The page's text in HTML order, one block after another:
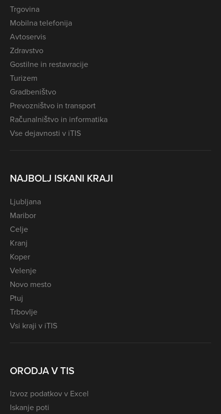
Trgovina
Mobilna telefonija
Avtoservis
Zdravstvo
Gostilne in restavracije
Turizem
Gradbeništvo
Prevozništvo in transport
Računalništvo in informatika
Vse dejavnosti v iTIS
NAJBOLJ ISKANI KRAJI
Ljubljana
Maribor
Celje
Kranj
Koper
Velenje
Novo mesto
Ptuj
Trbovlje
Vsi kraji v iTIS
ORODJA V TIS
Izvoz podatkov v Excel
Iskanje poti